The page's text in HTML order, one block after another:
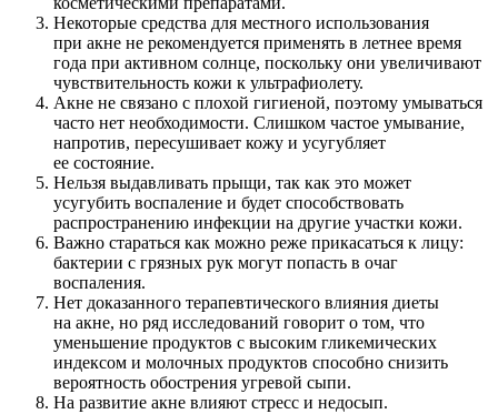
Некоторые средства для местного использования
при акне не рекомендуется применять в летнее время
года при активном солнце, поскольку они увеличивают
чувствительность кожи к ультрафиолету.
Акне не связано с плохой гигиеной, поэтому умываться
часто нет необходимости. Слишком частое умывание,
напротив, пересушивает кожу и усугубляет
ее состояние.
Нельзя выдавливать прыщи, так как это может
усугубить воспаление и будет способствовать
распространению инфекции на другие участки кожи.
Важно стараться как можно реже прикасаться к лицу:
бактерии с грязных рук могут попасть в очаг
воспаления.
Нет доказанного терапевтического влияния диеты
на акне, но ряд исследований говорит о том, что
уменьшение продуктов с высоким гликемических
индексом и молочных продуктов способно снизить
вероятность обострения угревой сыпи.
На развитие акне влияют стресс и недосып.